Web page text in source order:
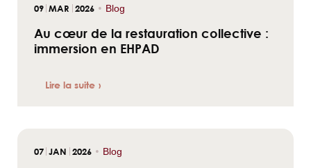
09 MAR 2026• Blog
Au cœur de la restauration collective :
immersion en EHPAD
Lire la suite
07 JAN 2026• Blog